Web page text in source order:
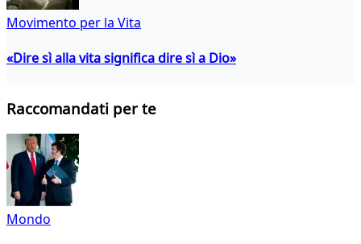
Movimento per la Vita
«Dire sì alla vita significa dire sì a Dio»
Raccomandati per te
Mondo